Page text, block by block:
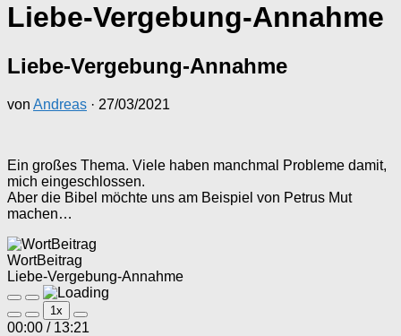
Liebe-Vergebung-Annahme
Liebe-Vergebung-Annahme
von Andreas · 27/03/2021
Ein großes Thema. Viele haben manchmal Probleme damit,
mich eingeschlossen.
Aber die Bibel möchte uns am Beispiel von Petrus Mut
machen…
WortBeitrag
Liebe-Vergebung-Annahme
Play
Episode
Pause
Episode
1x
00:00 / 13:21